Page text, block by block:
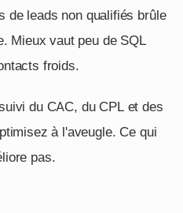
de leads non qualifiés brûle
Mieux vaut peu de SQL
froids.
du CAC, du CPL et des
à l'aveugle. Ce qui
pas.